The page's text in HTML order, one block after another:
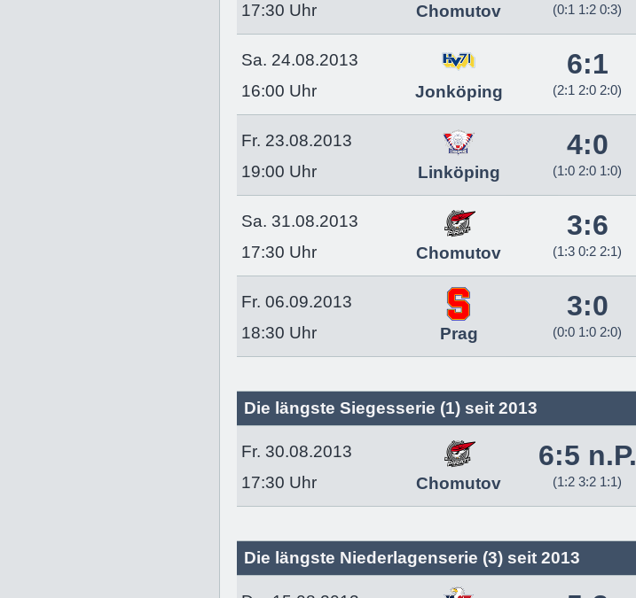
17:30 Uhr
Chomutov (0:1 1:2 0:3)
Sa. 24.08.2013
16:00 Uhr
Jonköping
6:1
(2:1 2:0 2:0)
Fr. 23.08.2013
19:00 Uhr
Linköping
4:0
(1:0 2:0 1:0)
Sa. 31.08.2013
17:30 Uhr
Chomutov
3:6
(1:3 0:2 2:1)
Fr. 06.09.2013
18:30 Uhr
Prag
3:0
(0:0 1:0 2:0)
Die längste Siegesserie (1) seit 2013
Fr. 30.08.2013
17:30 Uhr
Chomutov
6:5 n.P.
(1:2 3:2 1:1)
Die längste Niederlagenserie (3) seit 2013